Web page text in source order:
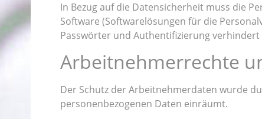
In Bezug auf die Datensicherheit muss die
Software (Softwarelösungen für die
Passwörter und Authentifizierung verhindert
Arbeitnehmerrechte
Der Schutz der Arbeitnehmerdaten wurde
personenbezogenen Daten einräumt.